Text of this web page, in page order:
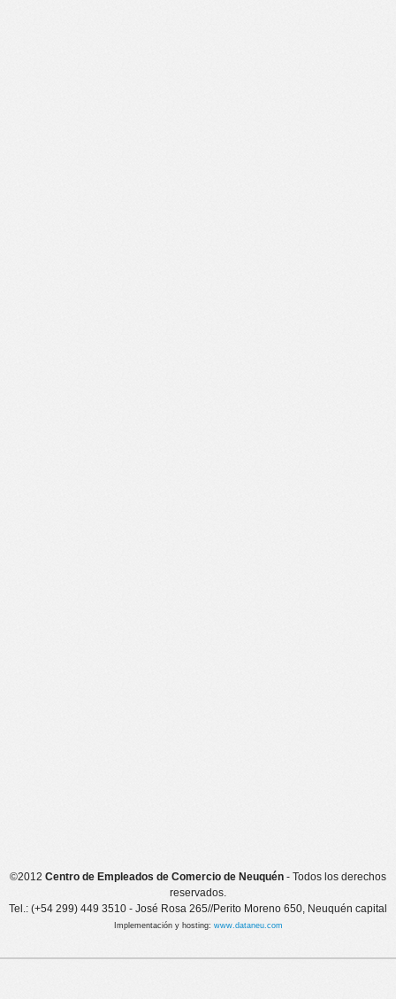
©2012 Centro de Empleados de Comercio de Neuquén - Todos los derechos
reservados.
Tel.: (+54 299) 449 3510 - José Rosa 265//Perito Moreno 650, Neuquén capital
Implementación y hosting: www.dataneu.com